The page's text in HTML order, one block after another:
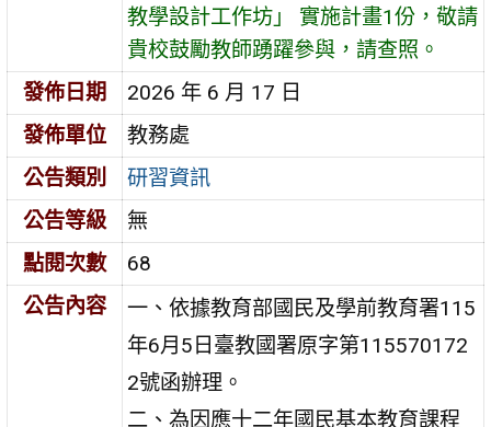
教學設計工作坊」 實施計畫1份，敬請
貴校鼓勵教師踴躍參與，請查照。
發佈日期
2026 年 6 月 17 日
發佈單位
教務處
公告類別
研習資訊
公告等級
無
點閱次數
68
公告內容
一、依據教育部國民及學前教育署115
年6月5日臺教國署原字第115570172
2號函辦理。
二、為因應十二年國民基本教育課程